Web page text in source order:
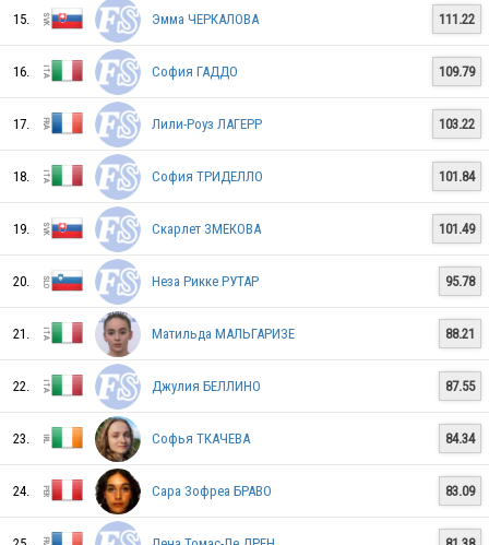
GER
ESP
IRL
ITA
FRA
POL
SUI
15. Эмма ЧЕРКАЛОВА 111.22
16. София ГАДДО 109.79
17. Лили-Роуз ЛАГЕРР 103.22
18. София ТРИДЕЛЛО 101.84
19. Скарлет ЗМЕКОВА 101.49
20. Неза Рикке РУТАР 95.78
21. Матильда МАЛЬГАРИЗЕ 88.21
22. Джулия БЕЛЛИНО 87.55
23. Софья ТКАЧЕВА 84.34
24. Сара Зофреа БРАВО 83.09